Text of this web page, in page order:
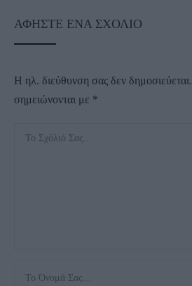
ΑΦΉΣΤΕ ΈΝΑ ΣΧΌΛΙΟ
Η ηλ. διεύθυνση σας δεν δημοσιεύεται.
σημειώνονται με *